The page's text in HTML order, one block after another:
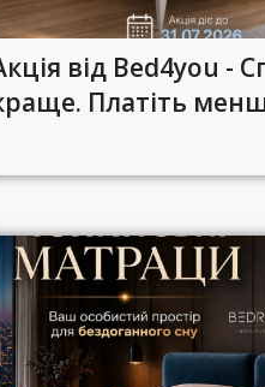
від Bed4you -
Платіть